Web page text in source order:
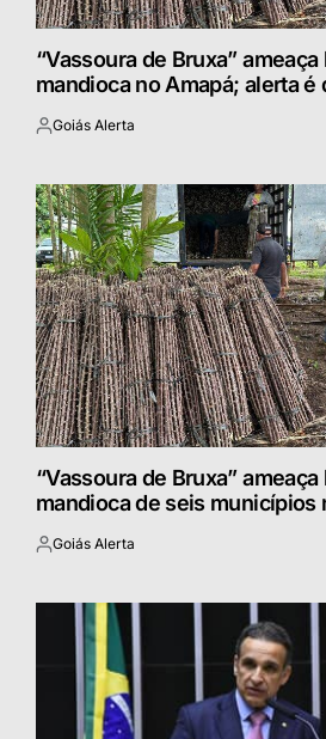
“Vassoura de Bruxa”
mandioca no Amapá; alerta é
Postado
Goiás Alerta
“Vassoura de Bruxa”
mandioca de seis municípios
Postado
Goiás Alerta